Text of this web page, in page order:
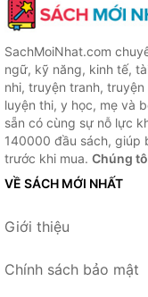
SachMoiNhat.com
ngữ, kỹ năng, kinh tế,
nhi, truyện tranh,
luyện thi, y học, mẹ và
sẵn có cùng sự nỗ lực
140000 đầu sách, giúp
trước khi mua. Chúng
VỀ SÁCH MỚI NHẤT
Giới thiệu
Chính sách bảo mật